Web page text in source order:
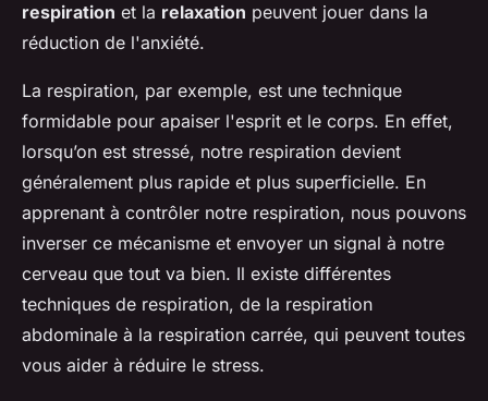
respiration et la relaxation peuvent jouer dans la
réduction de l'anxiété.
La respiration, par exemple, est une technique
formidable pour apaiser l'esprit et le corps. En effet,
lorsqu’on est stressé, notre respiration devient
généralement plus rapide et plus superficielle. En
apprenant à contrôler notre respiration, nous pouvons
inverser ce mécanisme et envoyer un signal à notre
cerveau que tout va bien. Il existe différentes
techniques de respiration, de la respiration
abdominale à la respiration carrée, qui peuvent toutes
vous aider à réduire le stress.